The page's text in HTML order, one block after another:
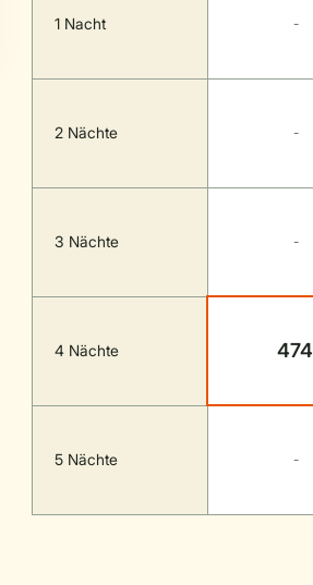
1 Nacht -
2 Nächte -
3 Nächte -
4 Nächte 474
5 Nächte -